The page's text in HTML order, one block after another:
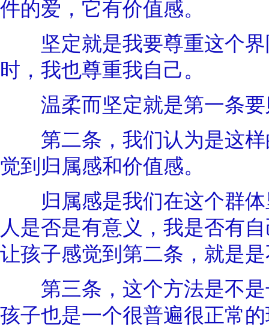
件的爱，它有价值感。
坚定就是我要尊重这个界
时，我也尊重我自己。
温柔而坚定就是第一条要
第二条，我们认为是这样
觉到归属感和价值感。
归属感是我们在这个群体
人是否是有意义，我是否有
让孩子感觉到第二条，就是
第三条，这个方法是不是
孩子也是一个很普遍很正常